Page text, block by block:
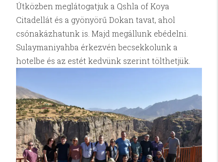
Útközben meglátogatjuk a Qshla of Koya
Citadellát és a gyönyörű Dokan tavat, ahol
csónakázhatunk is. Majd megállunk ebédelni.
Sulaymaniyahba érkezvén becsekkolunk a
hotelbe és az estét kedvünk szerint tölthetjük.